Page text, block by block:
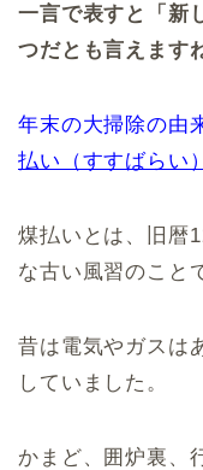
一言で表すと「新
つだとも言えます
年末の大掃除の由
払い（すすばらい
煤払いとは、旧暦
な古い風習のこと
昔は電気やガスは
していました。
かまど、囲炉裏、